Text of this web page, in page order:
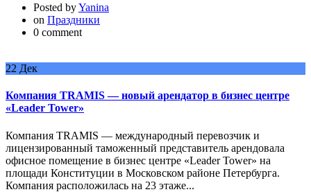
Posted byYanina
on Праздники
0 comment
22 Дек
Компания TRAMIS — новый арендатор в бизнес центре
«Leader Tower»
Компания TRAMIS — международный перевозчик и
лицензированный таможенный представитель арендовала
офисное помещение в бизнес центре «Leader Tower» на
площади Конституции в Московском районе Петербурга.
Компания расположилась на 23 этаже...